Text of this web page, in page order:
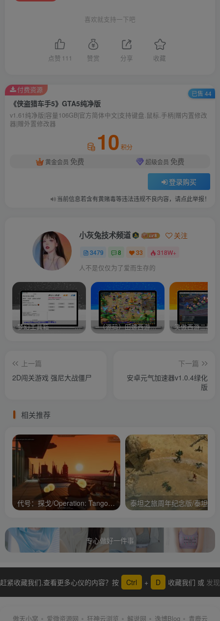
喜欢就支持一下吧
点赞 111 赞赏 分享 收藏
《侠盗猎车手5》GTA5纯净版
v1.61纯净版|容量106GB|官方简体中文|支持键盘.鼠标.手柄|赠内置修改
器|赠外置修改器
10 积分
黄金会员 免费 超级会员 免费
登录购买
当前信息若含有黄赌毒等违法违规不良内容，请点此举报！
付费资源 已售 44
小灰兔技术频道 关注
3479 8 33 318W+
人不是仅仅为了爱而生存的
梦幻工具箱————-免费 –（源码）田螺西游9.0 假人摆摊18门派飞升渡劫化圣助战最新BB谛听…. 笑傲西游二版-
上一篇
2D闯关游戏 强尼大战僵尸
下一篇
安卓元气加速器v1.0.4绿化
版
相关推荐
代号：探戈/Operation: Tango/支持网络联机
专心做好一件事
赶紧收藏我们,查看更多心仪的内容？按 Ctrl + D 收藏我们 或 发现
傲天小窝 爱微资源网 狂神云浏览 解说网 逸博Blog 青鹿云